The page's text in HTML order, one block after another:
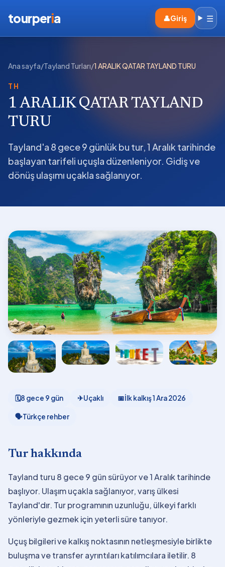
tourperia 👤Giriş ☰
Ana sayfa/Tayland Turları/1 ARALIK QATAR TAYLAND TURU
TH
1 ARALIK QATAR TAYLAND
TURU
Tayland'a 8 gece 9 günlük bu tur, 1 Aralık tarihinde
başlayan tarifeli uçuşla düzenleniyor. Gidiş ve
dönüş ulaşımı uçakla sağlanıyor.
🗓8 gece 9 gün ✈Uçaklı 📅İlk kalkış1 Ara 2026
🗣Türkçe rehber
Tur hakkında
Tayland turu 8 gece 9 gün sürüyor ve 1 Aralık tarihinde
başlıyor. Ulaşım uçakla sağlanıyor, varış ülkesi
Tayland'dır. Tur programının uzunluğu, ülkeyi farklı
yönleriyle gezmek için yeterli süre tanıyor.
Uçuş bilgileri ve kalkış noktasının netleşmesiyle birlikte
buluşma ve transfer ayrıntıları katılımcılara iletilir. 8